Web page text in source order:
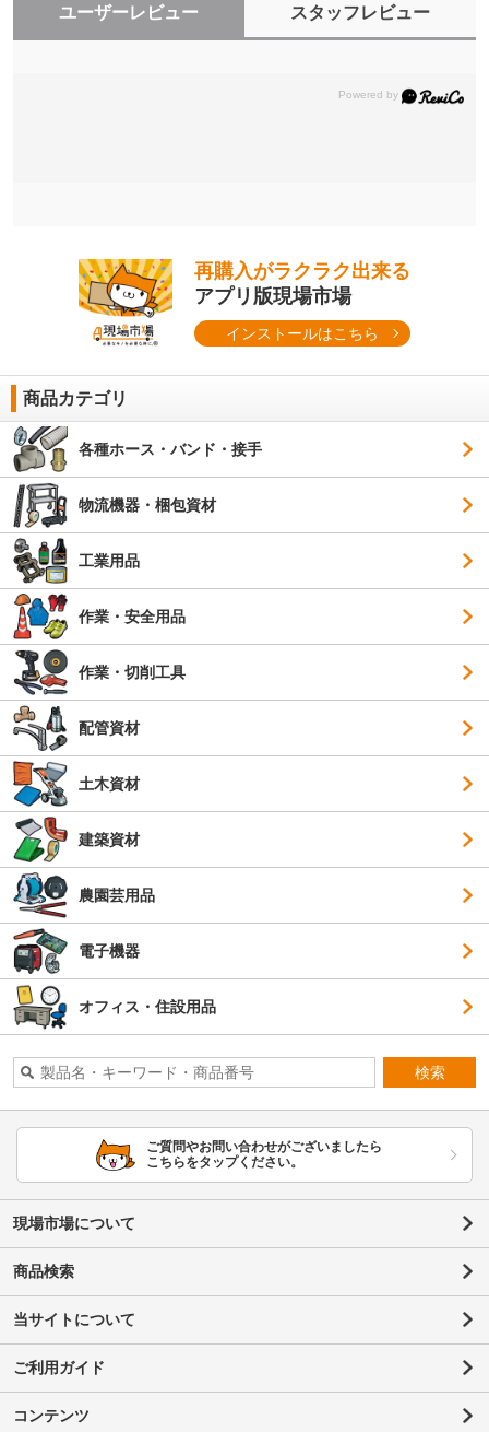
ユーザーレビュー スタッフレビュー
再購入がラクラク出来る
アプリ版現場市場
インストールはこちら
商品カテゴリ
各種ホース・バンド・接手
物流機器・梱包資材
工業用品
作業・安全用品
作業・切削工具
配管資材
土木資材
建築資材
農園芸用品
電子機器
オフィス・住設用品
検索
ご質問やお問い合わせがございましたら
こちらをタップください。
現場市場について
商品検索
当サイトについて
ご利用ガイド
コンテンツ